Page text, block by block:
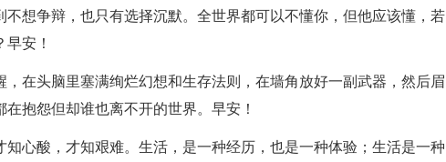
不想争辩，也只有选择沉默。全世界都可以不懂你，但他应该懂，若
安！
，在头脑里塞满绚烂幻想和生存法则，在墙角放好一副武器，然后眉
抱怨但却谁也离不开的世界。早安！
知心酸，才知艰难。生活，是一种经历，也是一种体验；生活是一种